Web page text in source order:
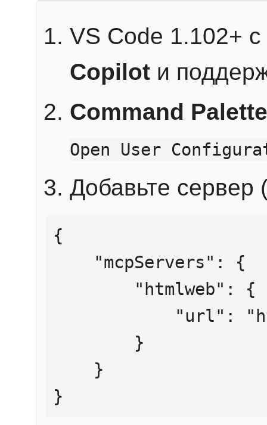
VS Code 1.102+
Copilot и
Command Palette
Open User
Добавьте сервер
{
}